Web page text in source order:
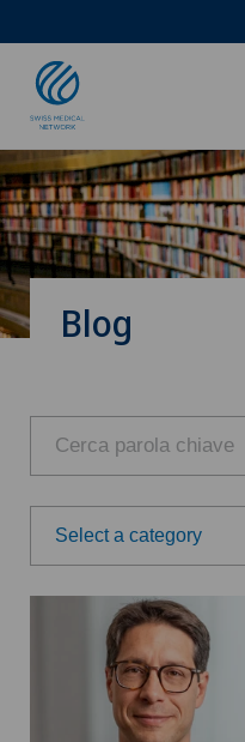
Blog
Select a category
Select a category
Salute
Prevenzione